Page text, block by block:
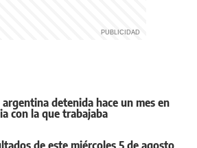
detenida hace un mes en
con la que trabajaba